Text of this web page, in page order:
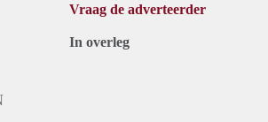
Vraag de adverteerder
In overleg